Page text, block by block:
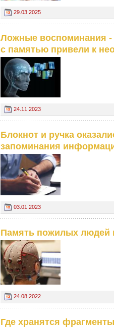
29.03.2025
Ложные воспоминания -
с памятью привели к
24.11.2023
Блокнот и ручка
запоминания
03.01.2023
Память пожилых людей
24.08.2022
Где хранятся